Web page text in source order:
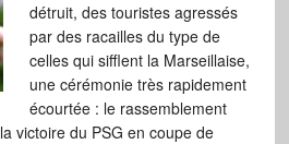
détruit, des touristes agressés
par des racailles du type de
celles qui sifflent la Marseillaise,
une cérémonie très rapidement
écourtée : le rassemblement
victoire du PSG en coupe de